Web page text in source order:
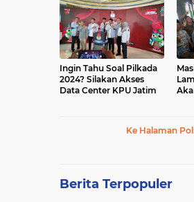
Ingin Tahu Soal Pilkada
2024? Silakan Akses
Data Center KPU Jatim
Ke Halaman
Berita Terpopuler